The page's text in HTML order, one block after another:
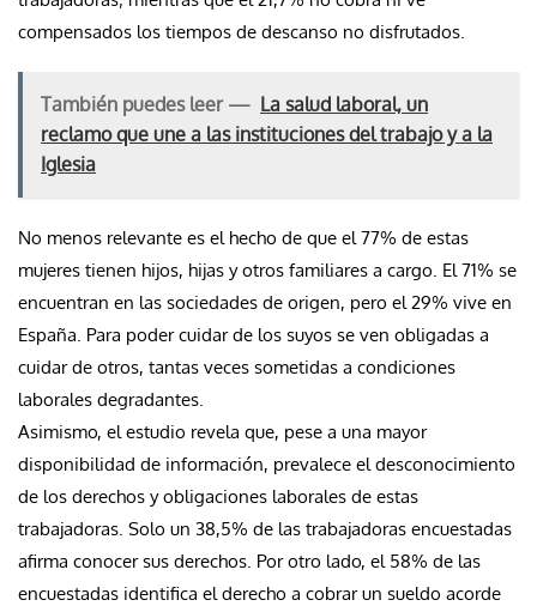
compensados los tiempos de descanso no disfrutados.
También puedes leer — La salud laboral, un
reclamo que une a las instituciones del trabajo y a la
Iglesia
No menos relevante es el hecho de que el 77% de estas
mujeres tienen hijos, hijas y otros familiares a cargo. El 71% se
encuentran en las sociedades de origen, pero el 29% vive en
España. Para poder cuidar de los suyos se ven obligadas a
cuidar de otros, tantas veces sometidas a condiciones
laborales degradantes.
Asimismo, el estudio revela que, pese a una mayor
disponibilidad de información, prevalece el desconocimiento
de los derechos y obligaciones laborales de estas
trabajadoras. Solo un 38,5% de las trabajadoras encuestadas
afirma conocer sus derechos. Por otro lado, el 58% de las
encuestadas identifica el derecho a cobrar un sueldo acorde